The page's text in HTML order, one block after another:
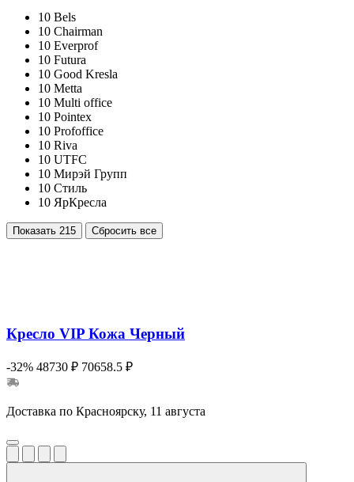
10 Bels
10 Chairman
10 Everprof
10 Futura
10 Good Kresla
10 Metta
10 Multi office
10 Pointex
10 Profoffice
10 Riva
10 UTFC
10 Мирэй Групп
10 Стиль
10 ЯрКресла
Показать 215 Сбросить все
Кресло VIP Кожа Черный
-32% 48730 ₽ 70658.5 ₽
Доставка по Красноярску, 11 августа